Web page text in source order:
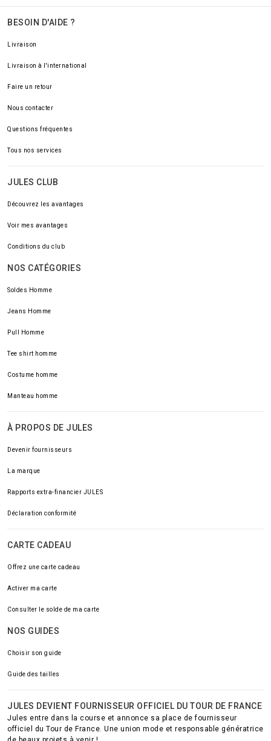
BESOIN D'AIDE ?
Livraison
Livraison à l'international
Faire un retour
Nous contacter
Questions fréquentes
Tous nos services
JULES CLUB
Découvrez les avantages
Voir mes avantages
Conditions du club
NOS CATÉGORIES
Soldes Homme
Jeans Homme
Pull Homme
Tee shirt homme
Costume homme
Manteau homme
À PROPOS DE JULES
Devenir fournisseurs
La marque
Rapports extra-financier JULES
Déclaration conformité
CARTE CADEAU
Offrez une carte cadeau
Activer ma carte
Consulter le solde de ma carte
NOS GUIDES
Choisir son guide
Guide des tailles
JULES DEVIENT FOURNISSEUR OFFICIEL DU TOUR DE FRANCE
Jules entre dans la course et annonce sa place de fournisseur
officiel du Tour de France. Une union mode et responsable génératrice